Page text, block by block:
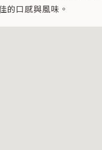
的口感與風味。